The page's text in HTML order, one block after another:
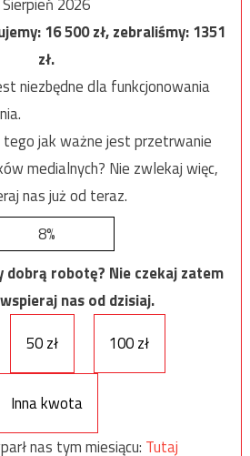
16 500zł, zebraliśmy:1351
zł.
niezbędne dla funkcjonowania
jak ważne jest przetrwanie
medialnych? Nie zwlekaj więc,
nas już od teraz.
8%
dobrą robotę? Nie czekaj zatem
nas od dzisiaj.
50 zł 100 zł
Inna kwota
nas tym miesiącu: Tutaj